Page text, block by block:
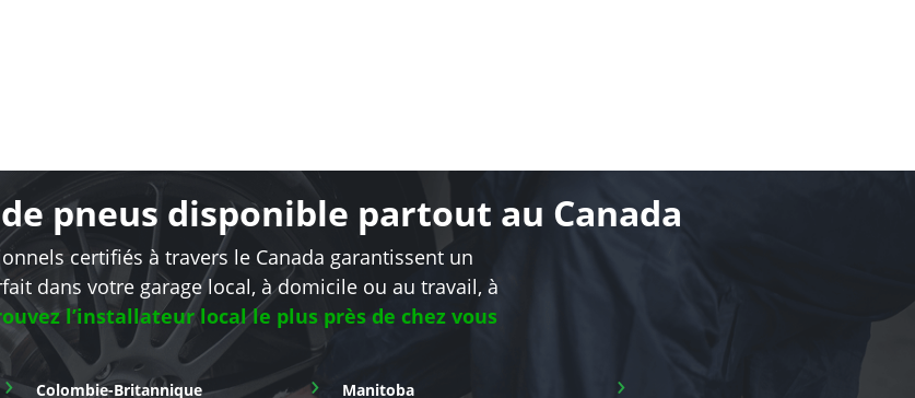
pneus disponible partout au Canada
certifiés à travers le Canada garantissent un
dans votre garage local, à domicile ou au travail, à
l’installateur local le plus près de chez vous
› Colombie-Britannique › Manitoba ›